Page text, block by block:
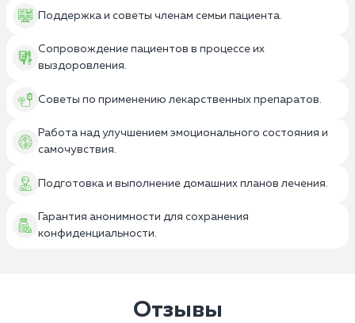
Поддержка и советы членам семьи пациента.
Сопровождение пациентов в процессе их
выздоровления.
Советы по применению лекарственных препаратов.
Работа над улучшением эмоционального состояния и
самочувствия.
Подготовка и выполнение домашних планов лечения.
Гарантия анонимности для сохранения
конфиденциальности.
Отзывы